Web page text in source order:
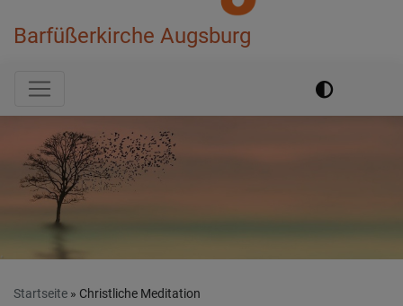
Barfüßerkirche Augsburg
Hauptnavigation
Startseite Christliche Meditation